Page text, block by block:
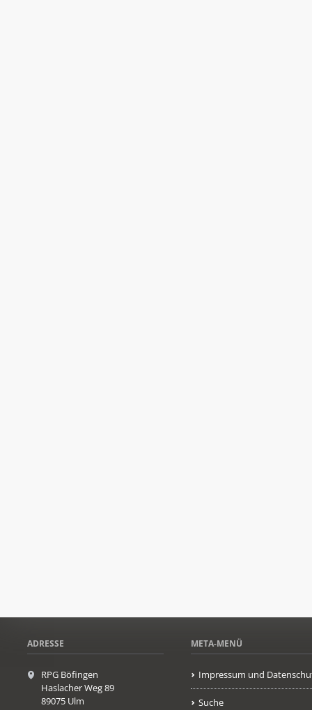
ADRESSE
RPG Böfingen
Haslacher Weg 89
89075 Ulm
META-MENÜ
Impressum und
Suche